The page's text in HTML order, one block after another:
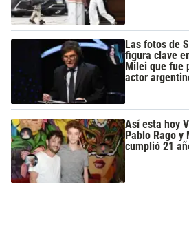
Las fotos de
figura clave
Milei que fue
actor
Así esta hoy
Pablo Rago y
cumplió 21